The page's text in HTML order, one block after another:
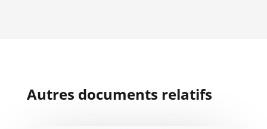
Autres documents relatifs